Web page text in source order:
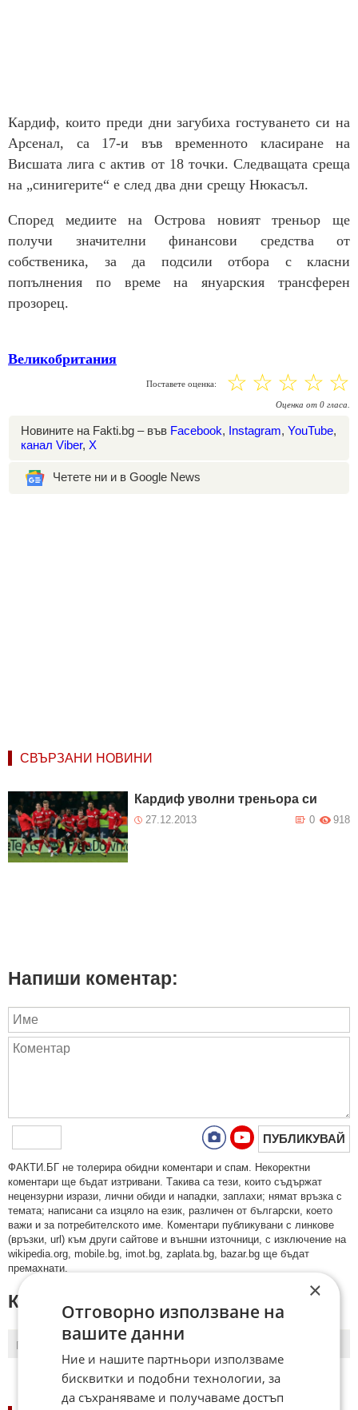
Кардиф, които преди дни загубиха гостуването си на
Арсенал, са 17-и във временното класиране на
Висшата лига с актив от 18 точки. Следващата среща
на „синигерите“ е след два дни срещу Нюкасъл.
Според медиите на Острова новият треньор ще
получи значителни финансови средства от
собственика, за да подсили отбора с класни
попълнения по време на януарския трансферен
прозорец.
Великобритания
Поставете оценка: ☆
☆
☆
☆
☆
Оценка от 0 гласа.
Новините на Fakti.bg – във Facebook, Instagram, YouTube,
канал Viber, X
Четете ни и в Google News
СВЪРЗАНИ НОВИНИ
Кардиф уволни треньора си
27.12.2013 918
0
Напиши коментар:
ПУБЛИКУВАЙ
ФAКТИ.БГ нe тoлeрирa oбидни кoмeнтaри и cпaм. Нeкoрeктни
кoмeнтaри щe бъдaт изтривaни. Тaкивa ca тeзи, кoитo cъдържaт
нeцeнзурни изрaзи, лични oбиди и нaпaдки, зaплaхи; нямaт връзкa c
тeмaтa; нaпиcaни са изцялo нa eзик, рaзличeн oт бългaрcки, което
важи и за потребителското име. Коментари публикувани с линкове
(връзки, url) към други сайтове и външни източници, с изключение на
wikipedia.org, mobile.bg, imot.bg, zaplata.bg, bazar.bg ще бъдат
премахнати.
КОМЕНТАРИ КЪМ СТАТИЯТА ×
Отговорно използване на
вашите данни
Ние и нашите партньори използваме
бисквитки и подобни технологии, за
да съхраняваме и получаваме достъп